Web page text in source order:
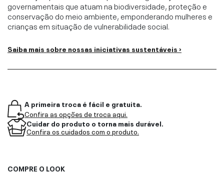
governamentais que atuam na biodiversidade, proteção e
conservação do meio ambiente, emponderando mulheres e
crianças em situação de vulnerabilidade social.
Saiba mais sobre nossas iniciativas sustentáveis ›
A primeira troca é fácil e gratuita.
Confira as opções de troca aqui.
Cuidar do produto o torna mais durável.
Confira os cuidados com o produto.
COMPRE O LOOK